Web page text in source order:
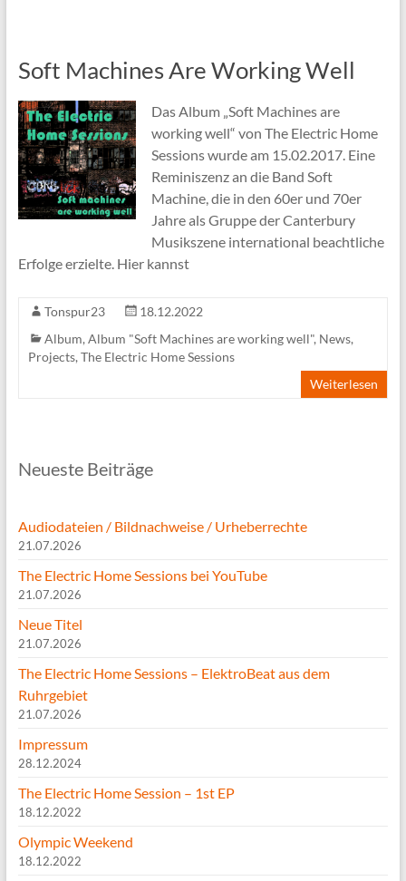
Soft Machines Are Working Well
Das Album „Soft Machines are
working well“ von The Electric Home
Sessions wurde am 15.02.2017. Eine
Reminiszenz an die Band Soft
Machine, die in den 60er und 70er
Jahre als Gruppe der Canterbury
Musikszene international beachtliche
Erfolge erzielte. Hier kannst
Tonspur23
18.12.2022
Album, Album "Soft Machines are working well", News,
Projects, The Electric Home Sessions
Weiterlesen
Neueste Beiträge
Audiodateien / Bildnachweise / Urheberrechte
21.07.2026
The Electric Home Sessions bei YouTube
21.07.2026
Neue Titel
21.07.2026
The Electric Home Sessions – ElektroBeat aus dem
Ruhrgebiet
21.07.2026
Impressum
28.12.2024
The Electric Home Session – 1st EP
18.12.2022
Olympic Weekend
18.12.2022